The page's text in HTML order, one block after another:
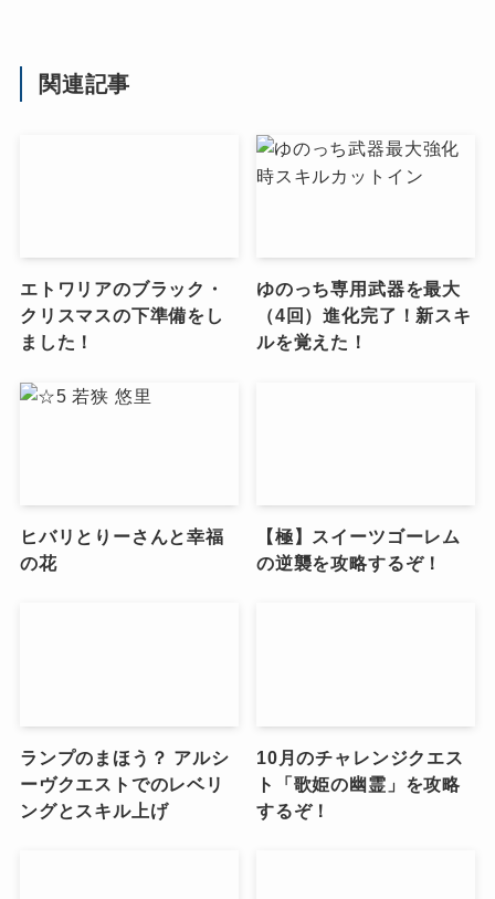
関連記事
エトワリアのブラック・
クリスマスの下準備をし
ました！
ゆのっち専用武器を最大
（4回）進化完了！新スキ
ルを覚えた！
ヒバリとりーさんと幸福
の花
【極】スイーツゴーレム
の逆襲を攻略するぞ！
ランプのまほう？ アルシ
ーヴクエストでのレベリ
ングとスキル上げ
10月のチャレンジクエス
ト「歌姫の幽霊」を攻略
するぞ！